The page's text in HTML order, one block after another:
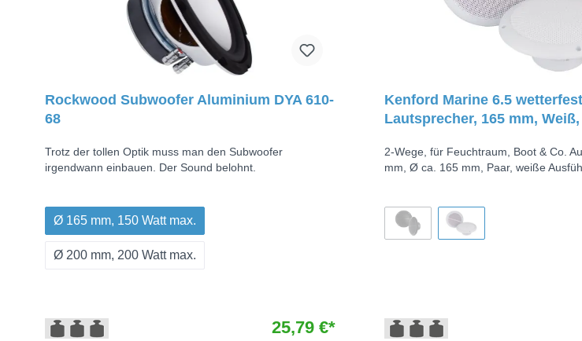
Rockwood Subwoofer Aluminium DYA 610-
68
Trotz der tollen Optik muss man den Subwoofer
irgendwann einbauen. Der Sound belohnt.
Ø 165 mm, 150 Watt max.
Ø 200 mm, 200 Watt max.
25,79 €*
Kenford Marine 6.5
Lautsprecher, 165 mm, Weiß,
2-Wege, für Feuchtraum, Boot & Co.
mm, Ø ca. 165 mm, Paar, weiße